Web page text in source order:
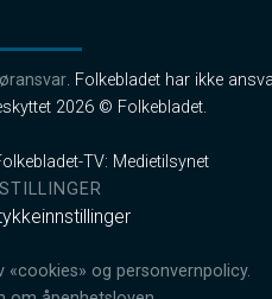
. Folkebladet har ikke
2026 © Folkebladet.
TV: Medietilsynet
og personvernpolicy.